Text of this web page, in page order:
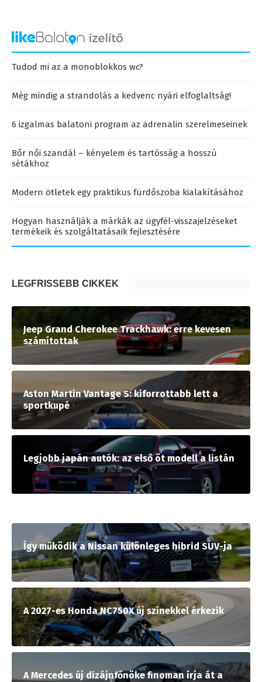
Tudod mi az a monoblokkos wc?
Még mindig a strandolás a kedvenc nyári elfoglaltság!
6 izgalmas balatoni program az adrenalin szerelmeseinek
Bőr női szandál – kényelem és tartósság a hosszú
sétákhoz
Modern ötletek egy praktikus fürdőszoba kialakításához
Hogyan használják a márkák az ügyfél-visszajelzéseket
termékeik és szolgáltatásaik fejlesztésére
LEGFRISSEBB CIKKEK
Jeep Grand Cherokee Trackhawk: erre kevesen
számítottak
Aston Martin Vantage S: kiforrottabb lett a
sportkupé
Legjobb japán autók: az első öt modell a listán
Így működik a Nissan különleges hibrid SUV-ja
A 2027-es Honda NC750X új színekkel érkezik
A Mercedes új dizájnfőnöke finoman írja át a